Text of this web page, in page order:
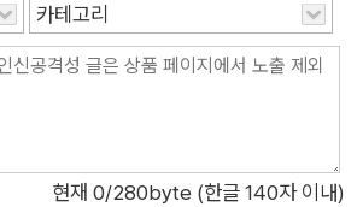
카테고리
현재 0/280byte (한글 140자 이내)